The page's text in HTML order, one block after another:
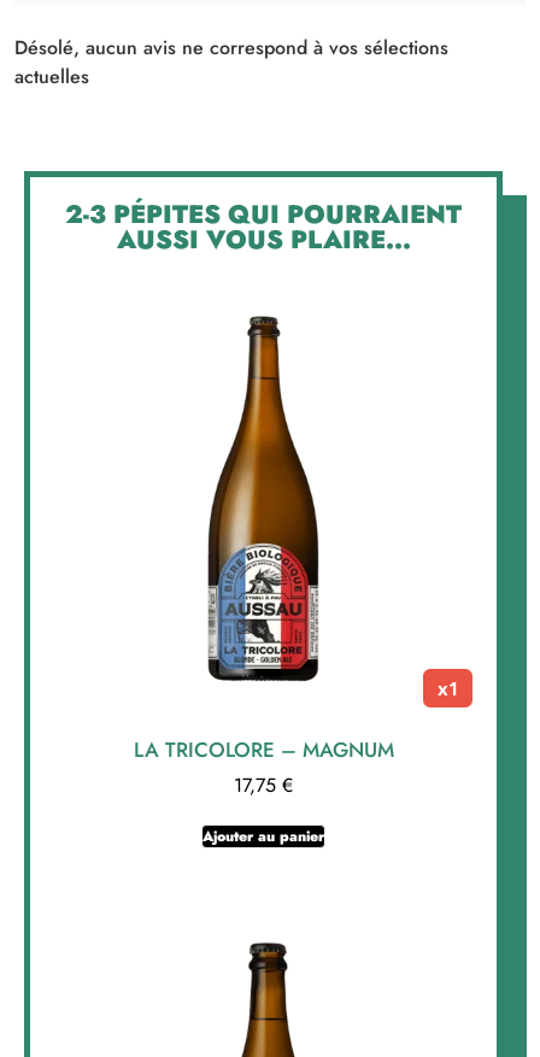
Désolé, aucun avis ne correspond à vos sélections
actuelles
2-3 PÉPITES QUI POURRAIENT
AUSSI VOUS PLAIRE...
x1
LA TRICOLORE – MAGNUM
17,75 €
Ajouter au panier